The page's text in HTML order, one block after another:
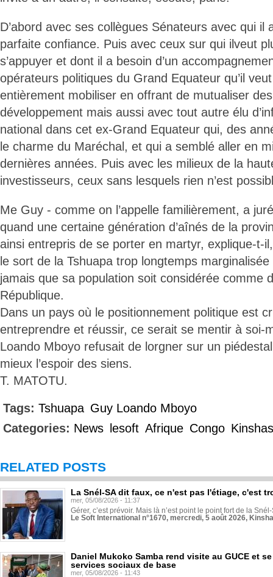
D’abord avec ses collègues Sénateurs avec qui il
parfaite confiance. Puis avec ceux sur qui ilveut
s’appuyer et dont il a besoin d’un
opérateurs politiques du Grand Equateur qu’il
entièrement mobiliser en offrant de mutualiser
développement mais aussi avec tout autre élu
national dans cet ex-Grand Equateur qui, des
le charme du Maréchal, et qui a semblé aller en
dernières années. Puis avec les milieux de la
investisseurs, ceux sans lesquels rien n’est
Me Guy - comme on l’appelle familièrement, a
quand une certaine génération d’aînés de la
ainsi entrepris de se porter en martyr, explique-t-
le sort de la Tshuapa trop longtemps marginalisée
jamais que sa population soit considérée comme
République.
Dans un pays où le positionnement politique est
entreprendre et réussir, ce serait se mentir à soi-
Loando Mboyo refusait de lorgner sur un
mieux l’espoir des siens.
T. MATOTU.
Tags: Tshuapa Guy Loando Mboyo
Categories: News lesoft Afrique Congo
RELATED POSTS
La Snél-SA dit faux, ce n'est pas l'étiage, c'est
mer, 05/08/2026 - 11:37
Gérer, c’est prévoir. Mais là n’est point le point fort de la
Le Soft International n°1670, mercredi, 5 août 2026,
Daniel Mukoko Samba rend visite au GUCE et
services sociaux de base
mer, 05/08/2026 - 11:43